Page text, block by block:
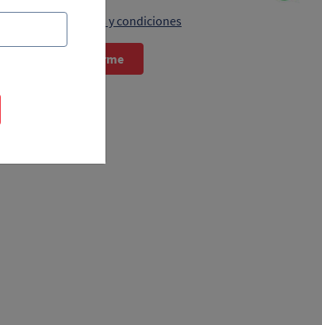
Acepto términos y condiciones
Suscribirme